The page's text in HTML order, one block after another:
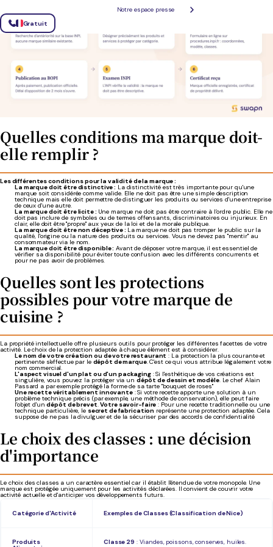
Notre espace presse
Gratuit
Quelles conditions ma marque doit-
elle remplir ?
Les différentes conditions pour la validité de la marque :
La marque doit être distinctive : La distinctivité est très importante pour qu'une
marque soit considérée comme valide. Elle ne doit pas être une simple description
technique mais elle doit permettre de distinguer les produits ou services d'une entreprise
de ceux d'une autre.
La marque doit être licite : Une marque ne doit pas être contraire à l’ordre public. Elle ne
doit pas inclure de symboles ou de termes offensants, discriminatoires ou injurieux. En
clair, elle doit être "propre" aux yeux de la loi et de la morale publique.
La marque doit être non déceptive : La marque ne doit pas tromper le public sur la
qualité, l'origine ou la nature des produits ou services. Vous ne devez pas "mentir" au
consommateur via le nom.
La marque doit être disponible : Avant de déposer votre marque, il est essentiel de
vérifier sa disponibilité pour éviter toute confusion avec les différents concurrents et
pour ne pas avoir de problèmes.
Quelles sont les protections
possibles pour votre marque de
cuisine ?
La propriété intellectuelle offre plusieurs outils pour protéger les différentes facettes de votre
activité. Le choix de la protection adaptée à chaque élément est à considérer.
Le nom de votre création ou de votre restaurant : La protection la plus courante et
pertinente s'effectue par le dépôt de marque. C'est ce qui vous attribue légalement votre
nom commercial.
L'aspect visuel d'un plat ou d'un packaging: Si l'esthétique de vos créations est
singulière, vous pouvez la protéger via un dépôt de dessin et modèle. Le chef Alain
Passard a par exemple protégé la forme de sa tarte "bouquet de roses"
Une recette véritablement innovante: Si votre recette apporte une solution à un
problème technique précis (par exemple, une méthode de conservation), elle peut faire
l'objet d'undépôt de brevet.Votre savoir-faire : Pour une recette traditionnelle ou une
technique particulière, le secret de fabrication représente une protection adaptée. Cela
suppose de ne pas la divulguer et de la sécuriser par des accords de confidentialité
Le choix des classes : une décision
d'importance
Le choix des classes a un caractère essentiel car il établit l'étendue de votre monopole. Une
marque est protégée uniquement pour les activités déclarées. Il convient de couvrir votre
activité actuelle et d'anticiper vos développements futurs.
Catégorie d'Activité Exemples de Classes (Classification de Nice)
Produits Classe 29 : Viandes, poissons, conserves, huiles.